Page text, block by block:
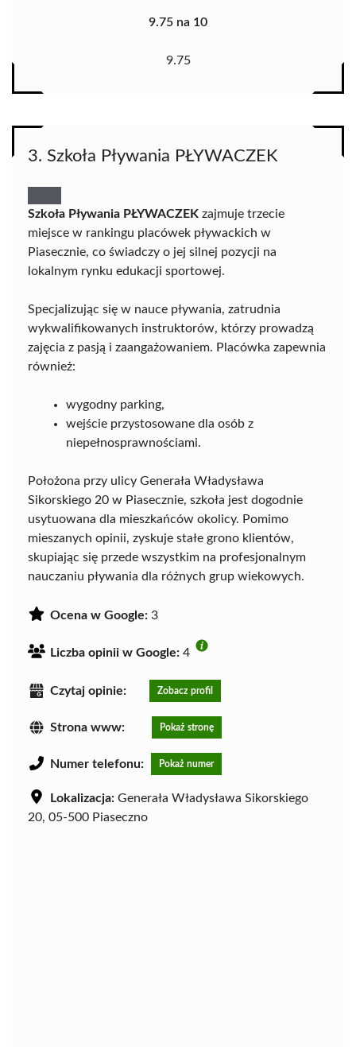
9.75 na 10
9.75
3. Szkoła Pływania PŁYWACZEK
Szkoła Pływania PŁYWACZEK zajmuje trzecie
miejsce w rankingu placówek pływackich w
Piasecznie, co świadczy o jej silnej pozycji na
lokalnym rynku edukacji sportowej.
Specjalizując się w nauce pływania, zatrudnia
wykwalifikowanych instruktorów, którzy prowadzą
zajęcia z pasją i zaangażowaniem. Placówka zapewnia
również:
wygodny parking,
wejście przystosowane dla osób z
niepełnosprawnościami.
Położona przy ulicy Generała Władysława
Sikorskiego 20 w Piasecznie, szkoła jest dogodnie
usytuowana dla mieszkańców okolicy. Pomimo
mieszanych opinii, zyskuje stałe grono klientów,
skupiając się przede wszystkim na profesjonalnym
nauczaniu pływania dla różnych grup wiekowych.
Ocena w Google: 3
Liczba opinii w Google: 4
Czytaj opinie: Zobacz profil
Strona www: Pokaż stronę
Numer telefonu: Pokaż numer
Lokalizacja: Generała Władysława Sikorskiego
20, 05-500 Piaseczno